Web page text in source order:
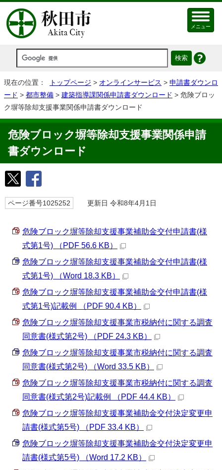
メニュー
現在の位置： トップページ > オンラインサービス > 申請書ダウンロ
ード > 都市整備 > 建築指導課関係申請書ダウンロード > 危険ブロッ
ク塀等除却支援事業関係申請書ダウンロード
危険ブロック塀等除却支援事業関係申請
書ダウンロード
ページ番号1025252 更新日 令和8年4月1日
危険ブロック塀等除却支援事業補助金交付申請書(様
式第1号) （PDF 56.6 KB）
危険ブロック塀等除却支援事業補助金交付申請書(様
式第1号) （Word 18.3 KB）
危険ブロック塀等除却支援事業補助金交付申請書(様
式第1号)記載例 （PDF 90.4 KB）
危険ブロック塀等除却支援事業市税納付に関する調査
同意書(様式第2号) （PDF 24.3 KB）
危険ブロック塀等除却支援事業市税納付に関する調査
同意書(様式第2号) （Word 33.5 KB）
危険ブロック塀等除却支援事業市税納付に関する調査
同意書(様式第2号)記載例 （PDF 44.4 KB）
危険ブロック塀等除却支援事業補助金交付決定変更申
請書(様式第5号) （PDF 33.4 KB）
危険ブロック塀等除却支援事業補助金交付決定変更申
請書(様式第5号) （Word 17.2 KB）